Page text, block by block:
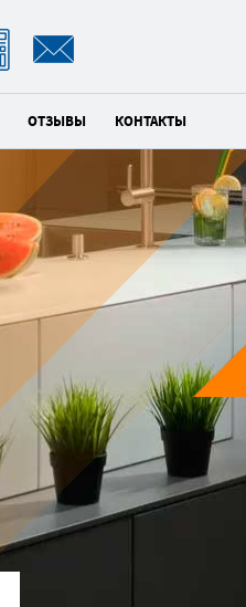
ОТЗЫВЫ КОНТАКТЫ